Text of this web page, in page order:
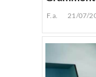
F.a. 21/07/